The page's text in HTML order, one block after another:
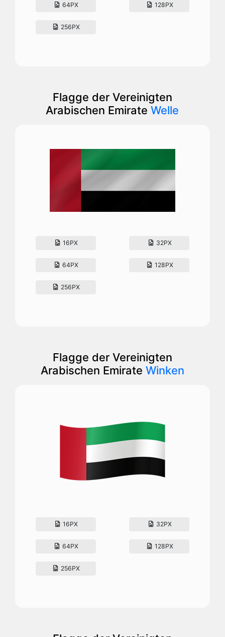
64PX 128PX
256PX
Flagge der Vereinigten
Arabischen EmirateWelle
16PX 32PX
64PX 128PX
256PX
Flagge der Vereinigten
Arabischen Emirate Winken
16PX 32PX
64PX 128PX
256PX